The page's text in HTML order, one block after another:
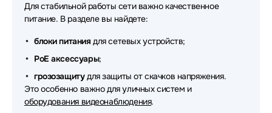
Аксессуары для сетевого оборудования Qnap
Аксессуары для сетевого оборудования Fujitsu
Аксессуары для сетевого оборудования Chenbro
Аксессуары для сетевого оборудования CUDY
Для стабильной работы сети важно качественное
питание. В разделе вы найдете:
блоки питания для сетевых устройств;
PoE аксессуары;
грозозащитудля защиты от скачков напряжения.
Это особенно важно для уличных систем и
оборудования видеонаблюдения.